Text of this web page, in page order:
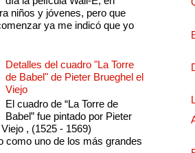
niños y jóvenes, pero que
ya me indicó que yo
Detalles del cuadro "La Torre
de Babel" de Pieter Brueghel el
Viejo
El cuadro de “La Torre de
Babel” fue pintado por Pieter
, (1525 - 1569)
como uno de los más grandes